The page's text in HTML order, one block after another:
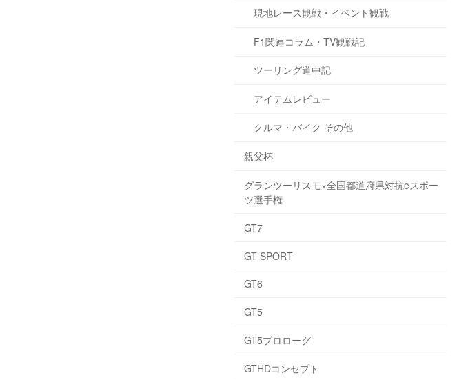
現地レース観戦・イベント観戦
F1関連コラム・TV観戦記
ツーリング道中記
アイテムレビュー
クルマ・バイク その他
親父杯
グランツーリスモ×全国都道府県対抗eスポー
ツ選手権
GT7
GT SPORT
GT6
GT5
GT5プロローグ
GTHDコンセプト